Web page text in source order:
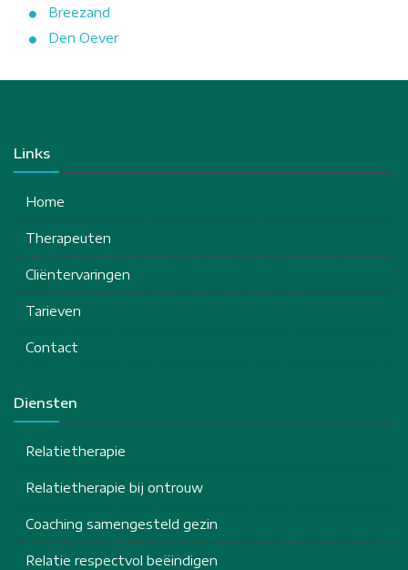
Breezand
Den Oever
Links
Home
Therapeuten
Cliëntervaringen
Tarieven
Contact
Diensten
Relatietherapie
Relatietherapie bij ontrouw
Coaching samengesteld gezin
Relatie respectvol beëindigen